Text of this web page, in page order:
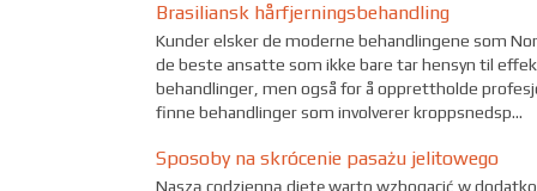
Brasiliansk hårfjerningsbehandling
Kunder elsker de moderne behandlingene som
de beste ansatte som ikke bare tar hensyn til
behandlinger, men også for å opprettholde
finne behandlinger som involverer kroppsnedsp...
Sposoby na skrócenie pasażu jelitowego
Naszą codzienną dietę warto wzbogacić w